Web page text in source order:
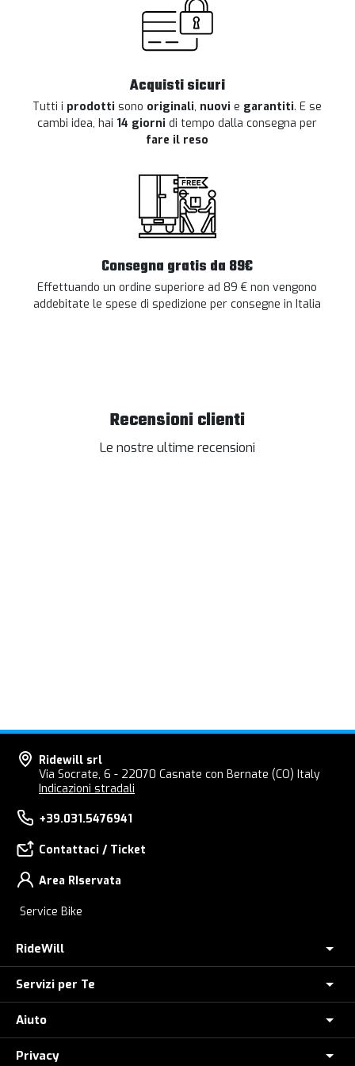
Acquisti sicuri
Tutti i prodotti sono originali, nuovi e garantiti. E se
cambi idea, hai 14 giorni di tempo dalla consegna per
fare il reso
Consegna gratis da 89€
Effettuando un ordine superiore ad 89 € non vengono
addebitate le spese di spedizione per consegne in Italia
Recensioni clienti
Le nostre ultime recensioni
Ridewill srl
Via Socrate, 6 - 22070 Casnate con Bernate (CO) Italy
Indicazioni stradali
+39.031.5476941
Contattaci / Ticket
Area RIservata
Service Bike
RideWill
Chi Siamo
Dove siamo
Servizi per Te
Assicurazione furto E-Bike
Controlla il tuo Ordine
Aiuto
Come Ordinare
Privacy